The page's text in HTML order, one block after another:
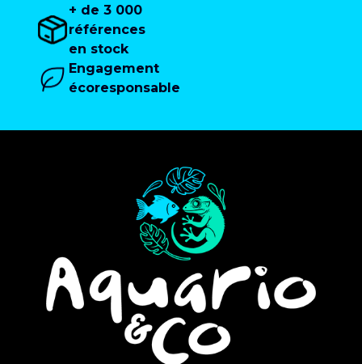
+ de 3 000
références
en stock
Engagement
écoresponsable